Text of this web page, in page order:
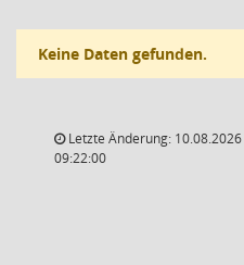
Keine Daten gefunden.
Letzte Änderung: 10.08.2026
09:22:00